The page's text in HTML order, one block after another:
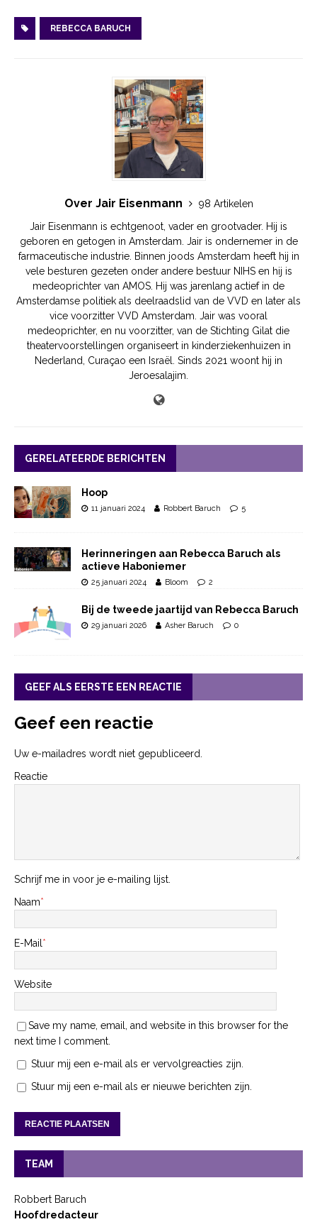
REBECCA BARUCH
Over Jair Eisenmann
98 Artikelen
Jair Eisenmann is echtgenoot, vader en grootvader. Hij is
geboren en getogen in Amsterdam. Jair is ondernemer in de
farmaceutische industrie. Binnen joods Amsterdam heeft hij in
vele besturen gezeten onder andere bestuur NIHS en hij is
medeoprichter van AMOS. Hij was jarenlang actief in de
Amsterdamse politiek als deelraadslid van de VVD en later als
vice voorzitter VVD Amsterdam. Jair was vooral
medeoprichter, en nu voorzitter, van de Stichting Gilat die
theatervoorstellingen organiseert in kinderziekenhuizen in
Nederland, Curaçao een Israël. Sinds 2021 woont hij in
Jeroesalajim.
GERELATEERDE BERICHTEN
Hoop
11 januari 2024 Robbert Baruch 5
Herinneringen aan Rebecca Baruch als
actieve Haboniemer
25 januari 2024 Bloom 2
Bij de tweede jaartijd van Rebecca Baruch
29 januari 2026 Asher Baruch 0
GEEF ALS EERSTE EEN REACTIE
Geef een reactie
Uw e-mailadres wordt niet gepubliceerd.
Reactie
Schrijf me in voor je e-mailing lijst.
Naam*
E-Mail *
Website
Save my name, email, and website in this browser for the
next time I comment.
Stuur mij een e-mail als er vervolgreacties zijn.
Stuur mij een e-mail als er nieuwe berichten zijn.
TEAM
Robbert Baruch
Hoofdredacteur